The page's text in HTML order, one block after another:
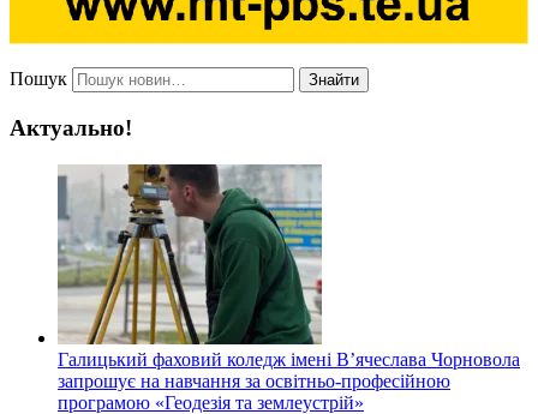
Пошук Знайти
Актуально!
Галицький фаховий коледж імені В’ячеслава Чорновола
запрошує на навчання за освітньо-професійною
програмою «Геодезія та землеустрій»